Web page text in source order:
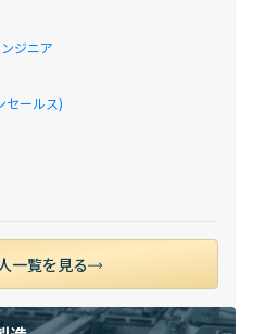
ジニア
セールス)
一覧を見る